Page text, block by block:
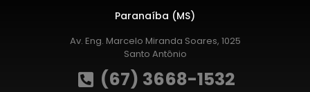
Paranaíba (MS)
Av. Eng. Marcelo Miranda Soares, 1025
Santo Antônio
(67) 3668-1532